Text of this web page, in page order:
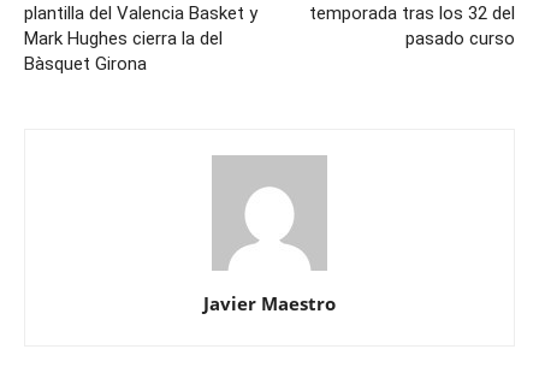
plantilla del Valencia Basket y
Mark Hughes cierra la del
Bàsquet Girona
temporada tras los 32 del
pasado curso
Javier Maestro